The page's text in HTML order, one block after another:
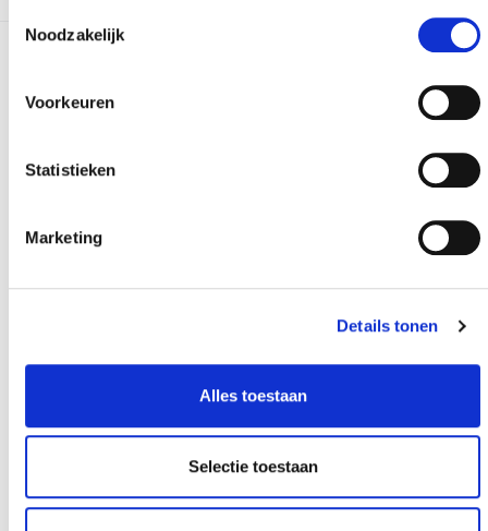
Noodzakelijk
Voorkeuren
Statistieken
Marketing
Details tonen
Alles toestaan
Selectie toestaan
17 FEBRUARI 2021